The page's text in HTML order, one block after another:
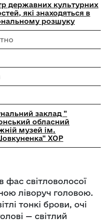
державних культурних
які знаходяться в
розшуку
заклад "
обласний
музей ім.
ХОР
світловолосої
ліворуч головою.
тонкі брови, очі
— світлий